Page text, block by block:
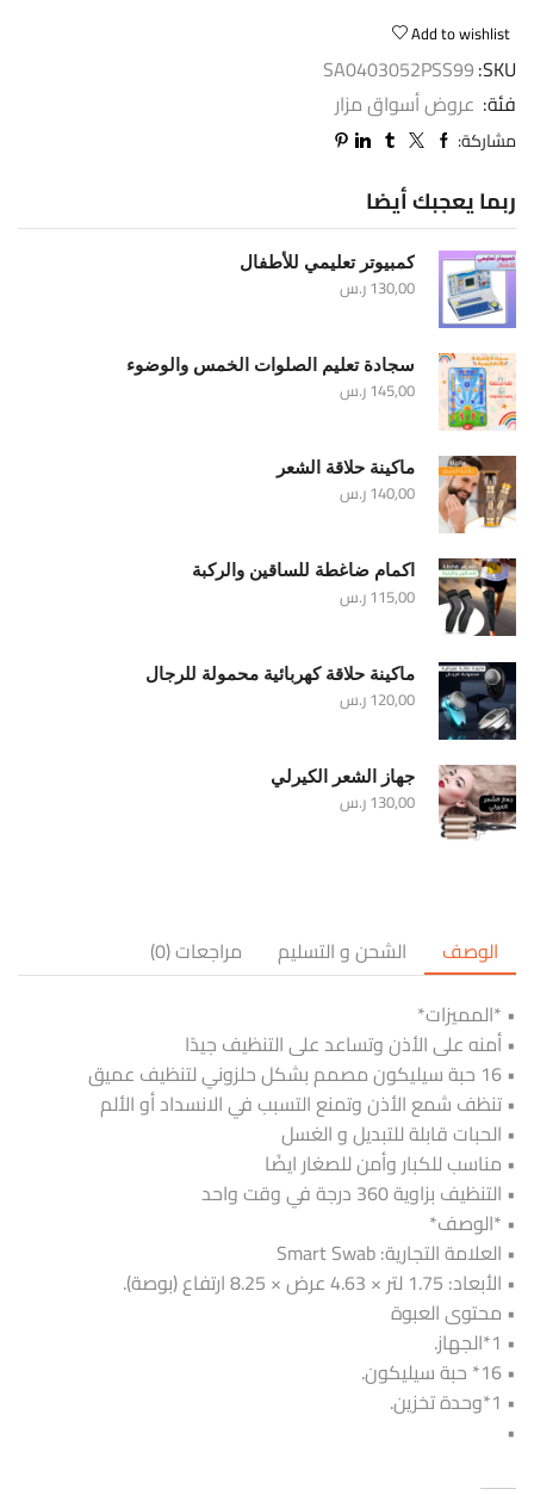
Add to wishlist
SKU:
SA0403052PSS99
فئة: عروض أسواق مزار
مشاركة:
ربما يعجبك أيضا
كمبيوتر تعليمي للأطفال
130,00ر.س
سجادة تعليم الصلوات الخمس والوضوء
145,00ر.س
ماكينة حلاقة الشعر
140,00ر.س
اكمام ضاغطة للساقين والركبة
115,00ر.س
ماكينة حلاقة كهربائية محمولة للرجال
120,00ر.س
جهاز الشعر الكيرلي
130,00ر.س
الوصف الشحن و التسليم
مراجعات (0)
• *المميزات*
• أمنه على الأذن وتساعد على التنظيف جيدًا
• 16 حبة سيليكون مصمم بشكل حلزوني لتنظيف عميق
• تنظف شمع الأذن وتمنع التسبب في الانسداد أو الألم
• الحبات قابلة للتبديل و الغسل
• مناسب للكبار وأمن للصغار ايضًا
• التنظيف بزاوية 360 درجة في وقت واحد
• *الوصف*
• العلامة التجارية: Smart Swab
• الأبعاد: 1.75 لتر × 4.63 عرض × 8.25 ارتفاع (بوصة).
• محتوى العبوة
• 1*الجهاز.
• 16* حبة سيليكون.
• 1*وحدة تخزين.
•